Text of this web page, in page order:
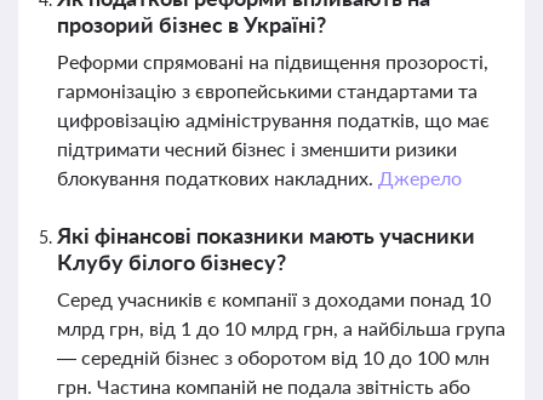
прозорий бізнес в Україні?
Реформи спрямовані на підвищення прозорості,
гармонізацію з європейськими стандартами та
цифровізацію адміністрування податків, що має
підтримати чесний бізнес і зменшити ризики
блокування податкових накладних. Джерело
Які фінансові показники мають учасники
Клубу білого бізнесу?
Серед учасників є компанії з доходами понад 10
млрд грн, від 1 до 10 млрд грн, а найбільша група
— середній бізнес з оборотом від 10 до 100 млн
грн. Частина компаній не подала звітність або